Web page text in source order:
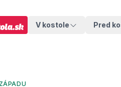
V kostole Pred